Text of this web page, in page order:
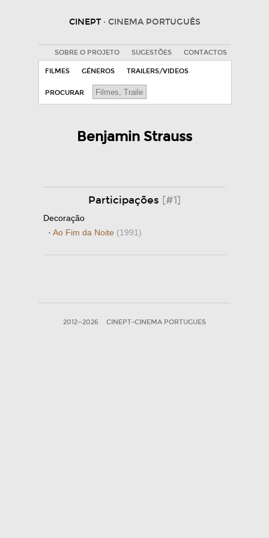
CINEPT · CINEMA PORTUGUÊS
SOBRE O PROJETO SUGESTÕES CONTACTOS
FILMES GÉNEROS TRAILERS/VIDEOS
PROCURAR
Benjamin Strauss
Participações [#1]
Decoração
· Ao Fim da Noite (1991)
2012—2026 CINEPT-CINEMA PORTUGUES